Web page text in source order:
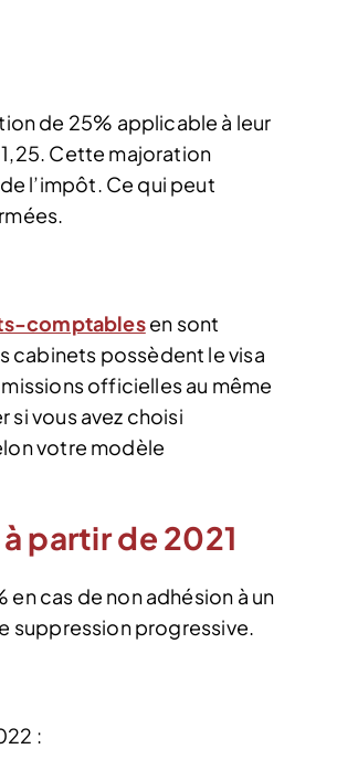
de 25% applicable à leur
Cette majoration
l’impôt. Ce qui peut
comptablesen sont
cabinets possèdent le visa
officielles au même
si vous avez choisi
votre modèle
partir de 2021
cas de non adhésion à un
suppression progressive.
: